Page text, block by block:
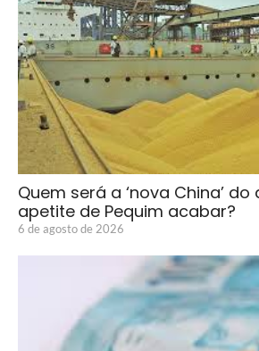
Quem será a ‘nova China’
apetite de Pequim acabar?
6 de agosto de 2026